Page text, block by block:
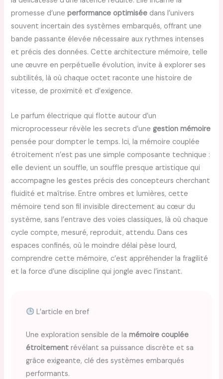
promesse d’uneperformance optimisée dans l’univers
souvent incertain des systèmes embarqués, offrant une
bande passante élevée nécessaire aux rythmes intenses
et précis des données. Cette architecture mémoire, telle
une œuvre en perpétuelle évolution, invite à explorer ses
subtilités, là où chaque octet raconte une histoire de
vitesse, de proximité et d’exigence.
Le parfum électrique qui flotte autour d’un
microprocesseur révèle les secrets d’une gestion mémoire
pensée pour dompter le temps. Ici, la mémoire couplée
étroitement n’est pas une simple composante technique :
elle devient un souffle, un souffle presque artistique qui
accompagne les gestes précis des concepteurs cherchant
fluidité et maîtrise. Entre ombres et lumières, cette
mémoire tend son fil invisible directement au cœur du
système, sans l’entrave des voies classiques, là où chaque
cycle compte, mesuré, reproduit, attendu. Dans ces
espaces confinés, où le moindre délai pèse lourd,
comprendre cette mémoire, c’est appréhender la fragilité
et la force d’une discipline qui jongle avec l’instant.
L’article en bref
Une exploration sensible de lamémoire couplée
étroitement révélant sa puissance discrète et sa
grâce exigeante, clé des systèmes embarqués
performants.